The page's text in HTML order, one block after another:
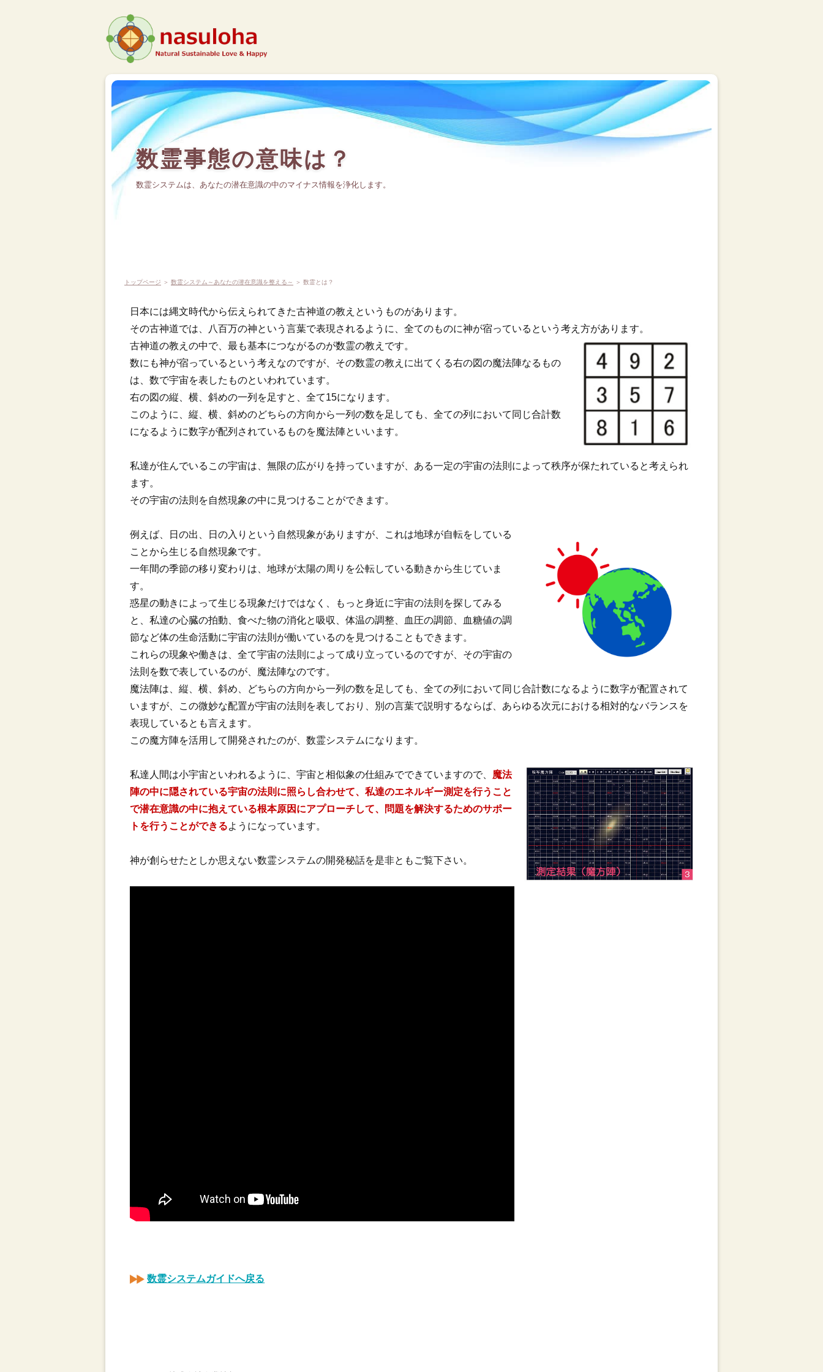
数霊事態の意味は？
数霊システムは、あなたの潜在意識の中のマイナス情報を浄化します。
トップページ ＞ 数霊システム～あなたの潜在意識を整える～ ＞ 数霊とは？
日本には縄文時代から伝えられてきた古神道の教えというものがあります。
その古神道では、八百万の神という言葉で表現されるように、全てのものに神が宿っているという考え方があります。
古神道の教えの中で、最も基本につながるのが数霊の教えです。
数にも神が宿っているという考えなのですが、その数霊の教えに出てくる右の図の魔法陣なるもの
は、数で宇宙を表したものといわれています。
右の図の縦、横、斜めの一列を足すと、全て15になります。
このように、縦、横、斜めのどちらの方向から一列の数を足しても、全ての列において同じ合計数
になるように数字が配列されているものを魔法陣といいます。
私達が住んでいるこの宇宙は、無限の広がりを持っていますが、ある一定の宇宙の法則によって秩序が保たれていると考えられ
ます。
その宇宙の法則を自然現象の中に見つけることができます。
例えば、日の出、日の入りという自然現象がありますが、これは地球が自転をしている
ことから生じる自然現象です。
一年間の季節の移り変わりは、地球が太陽の周りを公転している動きから生じていま
す。
惑星の動きによって生じる現象だけではなく、もっと身近に宇宙の法則を探してみる
と、私達の心臓の拍動、食べた物の消化と吸収、体温の調整、血圧の調節、血糖値の調
節など体の生命活動に宇宙の法則が働いているのを見つけることもできます。
これらの現象や働きは、全て宇宙の法則によって成り立っているのですが、その宇宙の
法則を数で表しているのが、魔法陣なのです。
魔法陣は、縦、横、斜め、どちらの方向から一列の数を足しても、全ての列において同じ合計数になるように数字が配置されて
いますが、この微妙な配置が宇宙の法則を表しており、別の言葉で説明するならば、あらゆる次元における相対的なバランスを
表現しているとも言えます。
この魔方陣を活用して開発されたのが、数霊システムになります。
私達人間は小宇宙といわれるように、宇宙と相似象の仕組みでできていますので、 魔法
陣の中に隠されている宇宙の法則に照らし合わせて、私達のエネルギー測定を行うこと
で潜在意識の中に抱えている根本原因にアプローチして、問題を解決するためのサポー
トを行うことができるようになっています。
神が創らせたとしか思えない数霊システムの開発秘話を是非ともご覧下さい。
数霊システムガイドへ戻る